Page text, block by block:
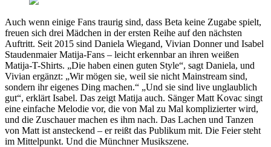
Auch wenn einige Fans traurig sind, dass Beta keine Zugabe spielt,
freuen sich drei Mädchen in der ersten Reihe auf den nächsten
Auftritt. Seit 2015 sind Daniela Wiegand, Vivian Donner und Isabel
Staudenmaier Matija-Fans – leicht erkennbar an ihren weißen
Matija-T-Shirts. „Die haben einen guten Style“, sagt Daniela, und
Vivian ergänzt: „Wir mögen sie, weil sie nicht Mainstream sind,
sondern ihr eigenes Ding machen.“ „Und sie sind live unglaublich
gut“, erklärt Isabel. Das zeigt Matija auch. Sänger Matt Kovac singt
eine einfache Melodie vor, die von Mal zu Mal komplizierter wird,
und die Zuschauer machen es ihm nach. Das Lachen und Tanzen
von Matt ist ansteckend – er reißt das Publikum mit. Die Feier steht
im Mittelpunkt. Und die Münchner Musikszene.